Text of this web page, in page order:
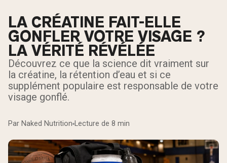
LA CRÉATINE FAIT-ELLE
GONFLER VOTRE VISAGE ?
LA VÉRITÉ RÉVÉLÉE
Découvrez ce que la science dit vraiment sur
la créatine, la rétention d’eau et si ce
supplément populaire est responsable de votre
visage gonflé.
Par Naked Nutrition Lecture de 8 min